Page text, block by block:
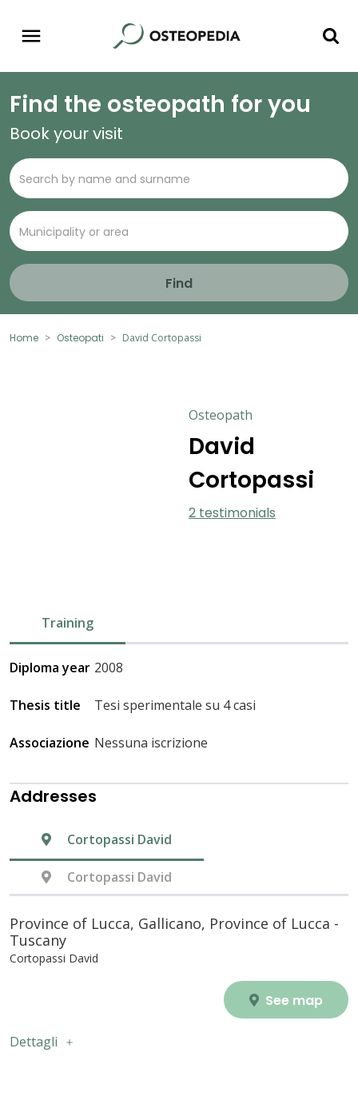
Find the osteopath for you
Book your visit
Find
Home Osteopati David Cortopassi
Osteopath
David
Cortopassi
2 testimonials
Training
Diploma year 2008
Thesis title Tesi sperimentale su 4 casi
Associazione Nessuna iscrizione
Addresses
Cortopassi David
Cortopassi David
Province of Lucca, Gallicano, Province of Lucca -
Tuscany
Cortopassi David
See map
Dettagli